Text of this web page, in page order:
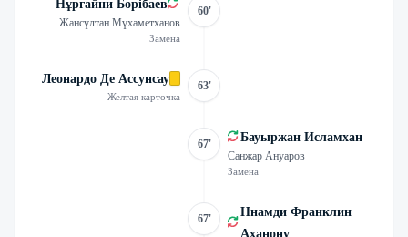
Нұрғайни Бөрібаев
Жансұлтан Мұхаметханов
Замена
60'
Леонардо Де Ассунсау
Желтая карточка
63'
67' Бауыржан Исламхан
Санжар Ануаров
Замена
67'
Ннамди Франклин
Аханону